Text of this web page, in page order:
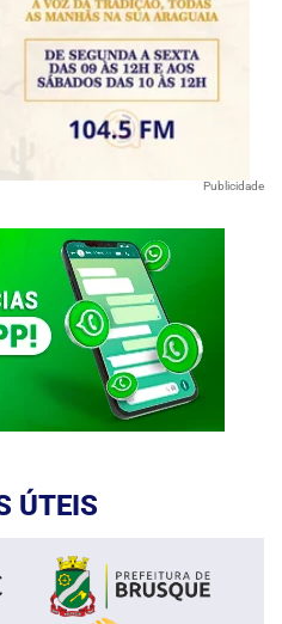
Publicidade
ÚTEIS